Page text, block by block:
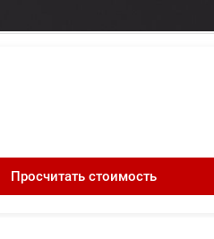
Просчитать стоимость